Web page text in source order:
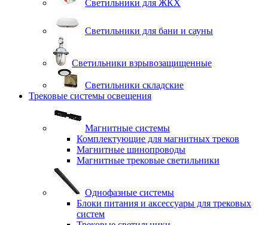
Светильники для ЖКХ
Светильники для бани и сауны
Светильники взрывозащищенные
Светильники складские
Трековые системы освещения
Магнитные системы
Комплектующие для магнитных треков
Магнитные шинопроводы
Магнитные трековые светильники
Однофазные системы
Блоки питания и аксессуары для трековых
систем